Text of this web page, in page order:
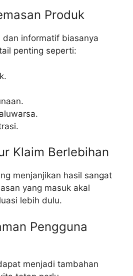
Produk
dan informatif biasanya
penting seperti:
Klaim Berlebihan
menjanjikan hasil sangat
yang masuk akal
lebih dulu.
Pengguna
menjadi tambahan